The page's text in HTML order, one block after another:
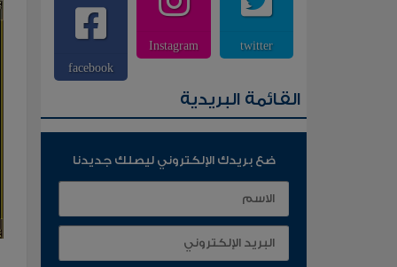
twitter
Instagram
facebook
القائمة البريدية
ضع بريدك الإلكتروني ليصلك جديدنا